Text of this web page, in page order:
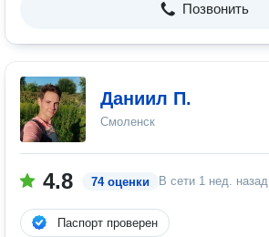
Позвонить
Даниил П.
Смоленск
4.8 74 оценки В сети 1 нед. назад
Паспорт проверен